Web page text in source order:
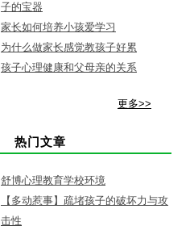
子的宝器
家长如何培养小孩爱学习
为什么做家长感觉教孩子好累
孩子心理健康和父母亲的关系
更多>>
热门文章
舒博心理教育学校环境
【多动惹事】疏堵孩子的破坏力与攻
击性